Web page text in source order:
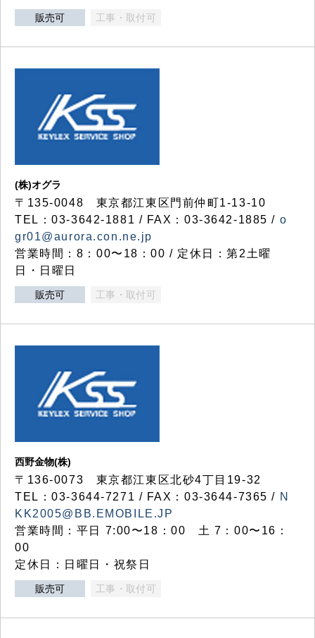
販売可 工事・取付可
(株)オグラ
〒135-0048 東京都江東区門前仲町1-13-10
TEL：03-3642-1881 / FAX：03-3642-1885 / o
gr01@aurora.con.ne.jp
営業時間：8：00〜18：00 / 定休日：第2土曜
日・日曜日
販売可 工事・取付可
西野金物(株)
〒136-0073 東京都江東区北砂4丁目19-32
TEL：03‐3644‐7271 / FAX：03-3644-7365 / N
KK2005@BB.EMOBILE.JP
営業時間：平日 7:00〜18：00 土 7：00〜16：
00
定休日：日曜日・祝祭日
販売可 工事・取付可